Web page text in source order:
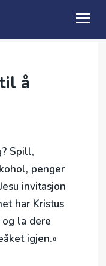
å
Spill,
penger
invitasjon
har Kristus
la dere
igjen.»